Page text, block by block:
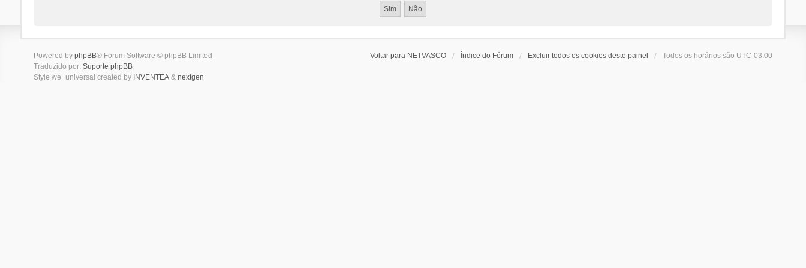
Voltar para NETVASCO Índice do Fórum Excluir todos os cookies deste painel Todos os horários são UTC-03:00
Powered by phpBB® Forum Software © phpBB Limited
Traduzido por: Suporte phpBB
Style we_universal created by INVENTEA& nextgen